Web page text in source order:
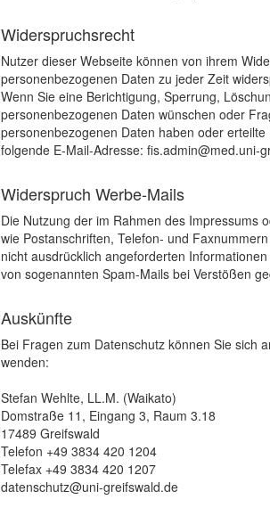
Widerspruchsrecht
Nutzer dieser Webseite können von ihrem
personenbezogenen Daten zu jeder Zeit
Wenn Sie eine Berichtigung, Sperrung,
personenbezogenen Daten wünschen oder
personenbezogenen Daten haben oder
folgende E-Mail-Adresse: fis.admin@med.uni-
Widerspruch Werbe-Mails
Die Nutzung der im Rahmen des Impressums
wie Postanschriften, Telefon- und
nicht ausdrücklich angeforderten
von sogenannten Spam-Mails bei Verstößen
Auskünfte
Bei Fragen zum Datenschutz können Sie sich
wenden:
Stefan Wehlte, LL.M. (Waikato)
Domstraße 11, Eingang 3, Raum 3.18
17489 Greifswald
Telefon +49 3834 420 1204
Telefax +49 3834 420 1207
datenschutz@uni-greifswald.de